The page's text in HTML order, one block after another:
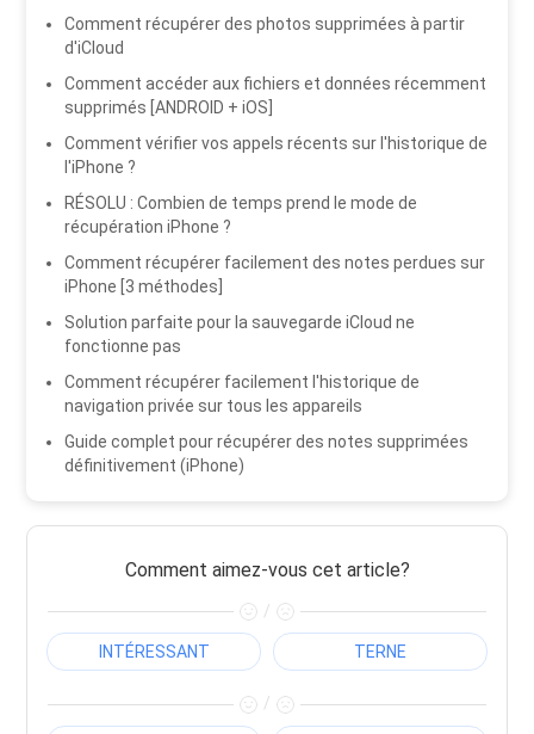
Comment récupérer des photos supprimées à partir
d'iCloud
Comment accéder aux fichiers et données récemment
supprimés [ANDROID + iOS]
Comment vérifier vos appels récents sur l'historique de
l'iPhone ?
RÉSOLU : Combien de temps prend le mode de
récupération iPhone ?
Comment récupérer facilement des notes perdues sur
iPhone [3 méthodes]
Solution parfaite pour la sauvegarde iCloud ne
fonctionne pas
Comment récupérer facilement l'historique de
navigation privée sur tous les appareils
Guide complet pour récupérer des notes supprimées
définitivement (iPhone)
Comment aimez-vous cet article?
/
INTÉRESSANT TERNE
/